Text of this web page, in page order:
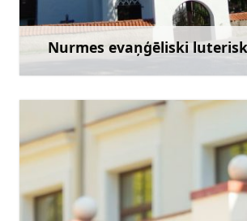
Nurmes evaņģēliski
Doties